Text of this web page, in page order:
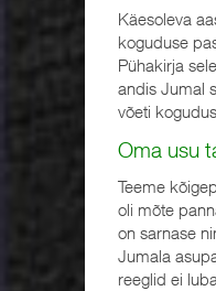
Käesoleva
koguduse
Pühakirja
andis Jumal
võeti
Oma usu
Teeme
oli mõte
on sarnase
Jumala
reeglid ei